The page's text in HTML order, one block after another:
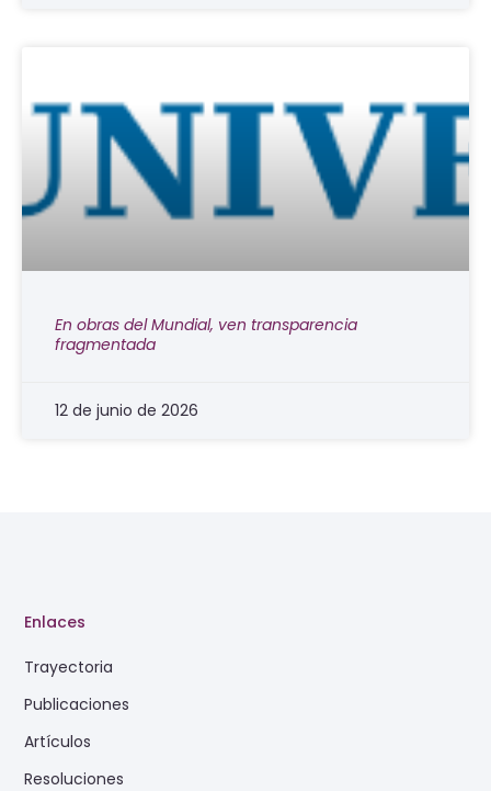
En obras del Mundial, ven transparencia
fragmentada
12 de junio de 2026
Enlaces
Trayectoria
Publicaciones
Artículos
Resoluciones